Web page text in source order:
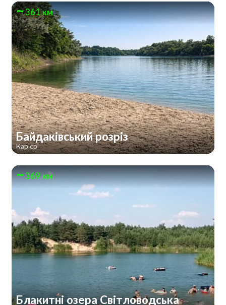
361 км
Байдаківський розріз
Кар'єр
369 км
Блакитні озера Світловодська